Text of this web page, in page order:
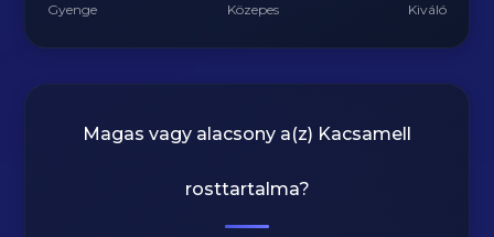
Gyenge Közepes Kiváló
Magas vagy alacsony a(z) Kacsamell
rosttartalma?